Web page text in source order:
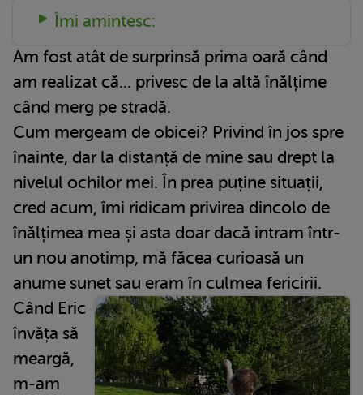
Îmi amintesc:
Am fost atât de surprinsă prima oară când
am realizat că... privesc de la altă înălțime
când merg pe stradă.
Cum mergeam de obicei? Privind în jos spre
înainte, dar la distanță de mine sau drept la
nivelul ochilor mei. În prea puține situații,
cred acum, îmi ridicam privirea dincolo de
înălțimea mea și asta doar dacă intram într-
un nou anotimp, mă făcea curioasă un
anume sunet sau eram în culmea fericirii.
Când Eric
învăța să
meargă,
m-am